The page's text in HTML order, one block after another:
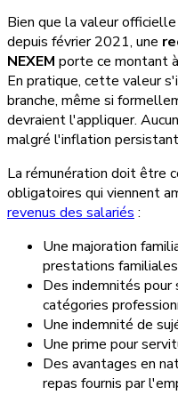
Bien que la valeur
depuis février 2021, une
NEXEM porte ce montant
En pratique, cette valeur
branche, même si
devraient l'appliquer.
malgré l'inflation
La rémunération doit être
obligatoires qui viennent
revenus des salariés:
Une majoration
prestations familiales
Des indemnités
catégories
Une indemnité de
Une prime pour
Des avantages en
repas fournis par